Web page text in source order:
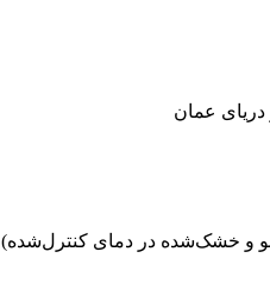
عمان
و خشک‌شده در دمای کنترل‌شده)